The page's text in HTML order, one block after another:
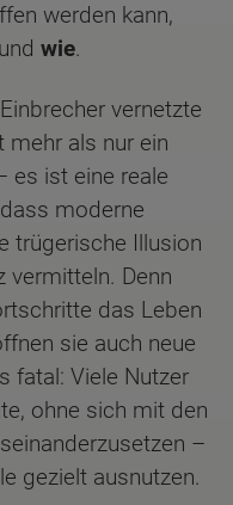
werden kann,
und wie.
vernetzte
mehr als nur ein
es ist eine reale
moderne
trügerische Illusion
vermitteln. Denn
das Leben
sie auch neue
fatal: Viele Nutzer
ohne sich mit den
–
gezielt ausnutzen.